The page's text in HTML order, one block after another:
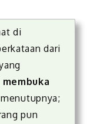
di
dari
membuka
pun